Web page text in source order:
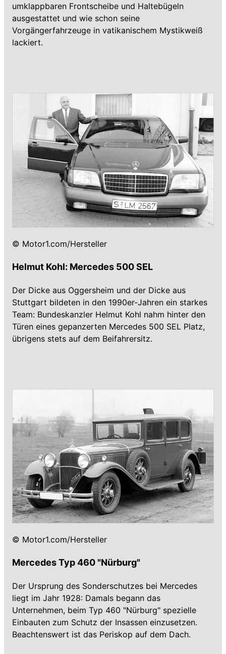
umklappbaren Frontscheibe und Haltebügeln
ausgestattet und wie schon seine
Vorgängerfahrzeuge in vatikanischem Mystikweiß
lackiert.
© Motor1.com/Hersteller
Helmut Kohl: Mercedes 500 SEL
Der Dicke aus Oggersheim und der Dicke aus
Stuttgart bildeten in den 1990er-Jahren ein starkes
Team: Bundeskanzler Helmut Kohl nahm hinter den
Türen eines gepanzerten Mercedes 500 SEL Platz,
übrigens stets auf dem Beifahrersitz.
© Motor1.com/Hersteller
Mercedes Typ 460 "Nürburg"
Der Ursprung des Sonderschutzes bei Mercedes
liegt im Jahr 1928: Damals begann das
Unternehmen, beim Typ 460 "Nürburg" spezielle
Einbauten zum Schutz der Insassen einzusetzen.
Beachtenswert ist das Periskop auf dem Dach.